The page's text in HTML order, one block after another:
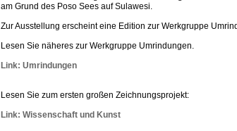
am Grund des Poso Sees auf Sulawesi.
Zur Ausstellung erscheint eine Edition zur Werkgruppe
Lesen Sie näheres zur Werkgruppe Umrindungen.
Link: Umrindungen
Lesen Sie zum ersten großen Zeichnungsprojekt:
Link: Wissenschaft und Kunst